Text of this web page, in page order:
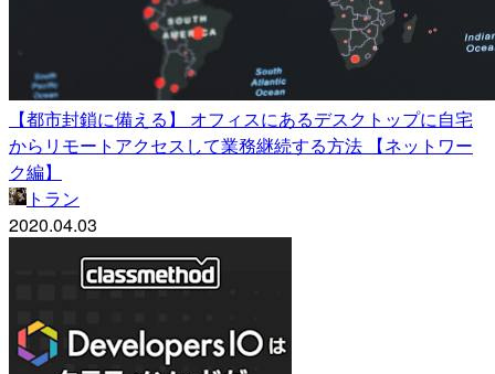
【都市封鎖に備える】 オフィスにあるデスクトップに自宅
からリモートアクセスして業務継続する方法 【ネットワー
ク編】
トラン
2020.04.03